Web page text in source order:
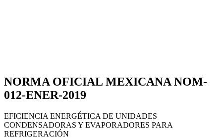
NORMA OFICIAL MEXICANA NOM-
012-ENER-2019
EFICIENCIA ENERGÉTICA DE UNIDADES
CONDENSADORAS Y EVAPORADORES PARA
REFRIGERACIÓN